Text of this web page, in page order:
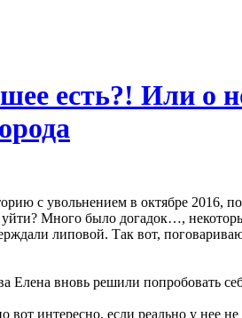
есть?! Или о
с увольнением в октябре 2016,
Много было догадок…,
липовой. Так вот,
Елена вновь решили попробовать
вот интересно, если реально у нее